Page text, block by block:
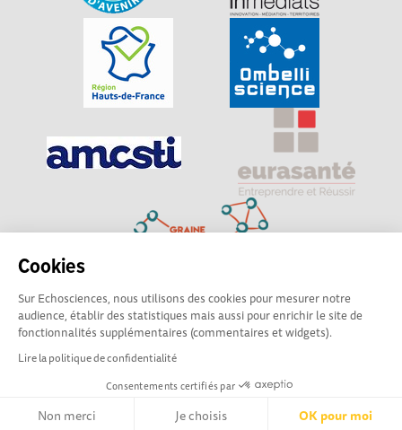
Cookies
Sur Echosciences, nous utilisons des cookies pour mesurer notre
audience, établir des statistiques mais aussi pour enrichir le site de
fonctionnalités supplémentaires (commentaires et widgets).
Lire la politique de confidentialité
Consentements certifiés par
Non merci Je choisis OK pour moi
Explorer, s’exprimer, rentrer en contact : Echosciences
Hauts-de-France est le réseau social des amateurs de
sciences et de technologies du territoire
Mentions légales|Politique de confidentialité
Ligne éditoriale